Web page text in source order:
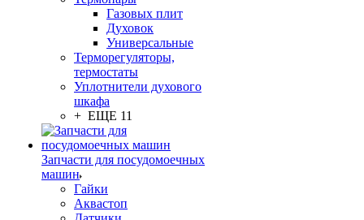
Газовых плит
Духовок
Универсальные
Терморегуляторы,
термостаты
Уплотнители духового
шкафа
+ ЕЩЕ 11
Запчасти для посудомоечных
машин
Гайки
Аквастоп